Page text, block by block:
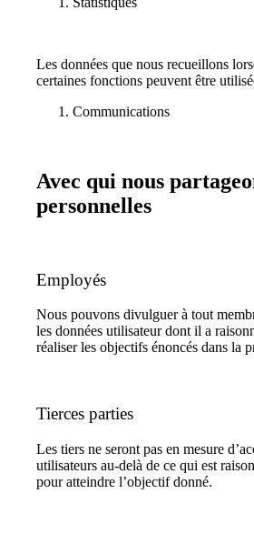
Les données que nous recueillons
certaines fonctions peuvent être
Communications
Avec qui nous
personnelles
Employés
Nous pouvons divulguer à tout
les données utilisateur dont il a
réaliser les objectifs énoncés dans la
Tierces parties
Les tiers ne seront pas en mesure
utilisateurs au-delà de ce qui est
pour atteindre l’objectif donné.